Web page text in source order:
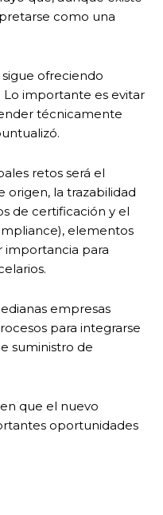
como una
ofreciendo
Lo importante es evitar
técnicamente
retos será el
origen, la trazabilidad
de certificación y el
elementos
importancia para
empresas
para integrarse
suministro de
que el nuevo
oportunidades